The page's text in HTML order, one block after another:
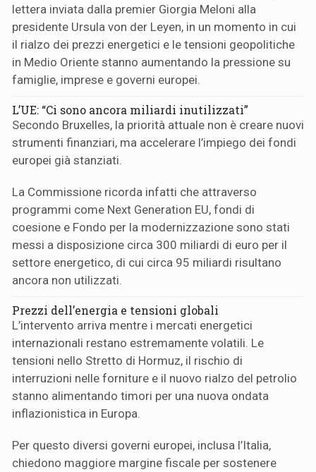
lettera inviata dalla premier Giorgia Meloni alla
presidente Ursula von der Leyen, in un momento in cui
il rialzo dei prezzi energetici e le tensioni geopolitiche
in Medio Oriente stanno aumentando la pressione su
famiglie, imprese e governi europei.
L’UE: “Ci sono ancora miliardi inutilizzati”
Secondo Bruxelles, la priorità attuale non è creare nuovi
strumenti finanziari, ma accelerare l’impiego dei fondi
europei già stanziati.
La Commissione ricorda infatti che attraverso
programmi come Next Generation EU, fondi di
coesione e Fondo per la modernizzazione sono stati
messi a disposizione circa 300 miliardi di euro per il
settore energetico, di cui circa 95 miliardi risultano
ancora non utilizzati.
Prezzi dell’energia e tensioni globali
L’intervento arriva mentre i mercati energetici
internazionali restano estremamente volatili. Le
tensioni nello Stretto di Hormuz, il rischio di
interruzioni nelle forniture e il nuovo rialzo del petrolio
stanno alimentando timori per una nuova ondata
inflazionistica in Europa.
Per questo diversi governi europei, inclusa l’Italia,
chiedono maggiore margine fiscale per sostenere